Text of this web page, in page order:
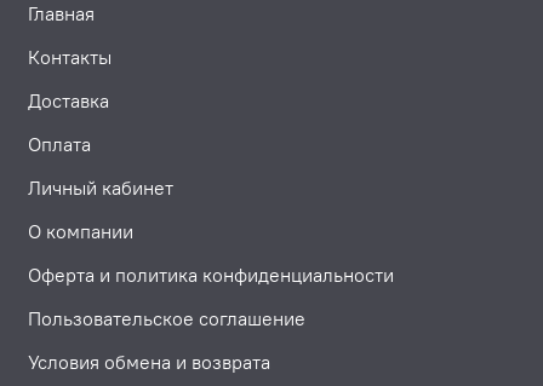
Главная
Контакты
Доставка
Оплата
Личный кабинет
О компании
Оферта и политика конфиденциальности
Пользовательское соглашение
Условия обмена и возврата